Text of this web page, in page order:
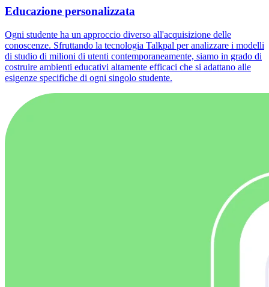
Educazione personalizzata
Ogni studente ha un approccio diverso all'acquisizione delle
conoscenze. Sfruttando la tecnologia Talkpal per analizzare i modelli
di studio di milioni di utenti contemporaneamente, siamo in grado di
costruire ambienti educativi altamente efficaci che si adattano alle
esigenze specifiche di ogni singolo studente.